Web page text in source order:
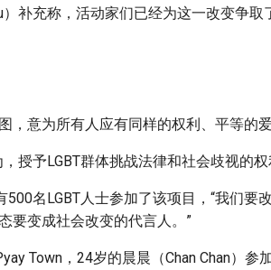
）补充称，活动家们已经为这一改变争取
，意为所有人应有同样的权利、平等的爱
，授予LGBT群体挑战法律和社会歧视的
500名LGBT人士参加了该项目，“我们要
要变成社会改变的代言人。”
Town，24岁的晨晨（Chan Chan）参